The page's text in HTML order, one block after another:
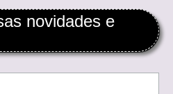
novidades e